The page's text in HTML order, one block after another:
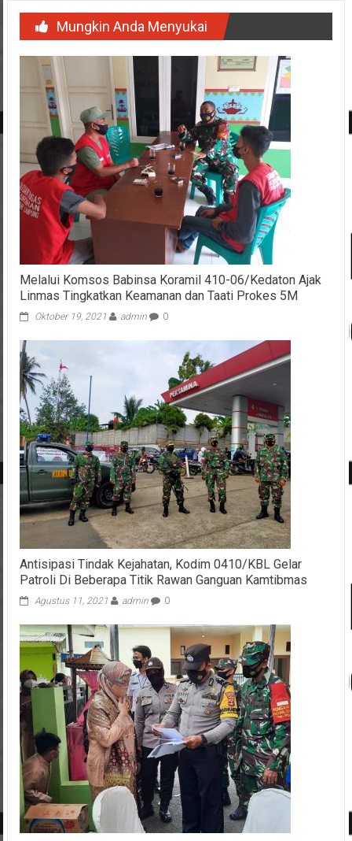
Mungkin Anda Menyukai
Melalui Komsos Babinsa Koramil 410-06/Kedaton Ajak
Linmas Tingkatkan Keamanan dan Taati Prokes 5M
Oktober 19, 2021 admin 0
Antisipasi Tindak Kejahatan, Kodim 0410/KBL Gelar
Patroli Di Beberapa Titik Rawan Ganguan Kamtibmas
Agustus 11, 2021 admin 0